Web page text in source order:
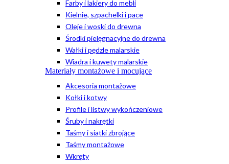
Farby i lakiery do mebli
Kielnie, szpachelki i pace
Oleje i woski do drewna
Środki pielęgnacyjne do drewna
Wałki i pędzle malarskie
Wiadra i kuwety malarskie
Materiały montażowe i mocujące
Akcesoria montażowe
Kołki i kotwy
Profile i listwy wykończeniowe
Śruby i nakrętki
Taśmy i siatki zbrojące
Taśmy montażowe
Wkręty